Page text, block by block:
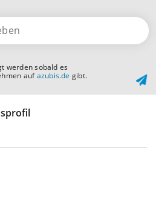
werden sobald es
aufazubis.de gibt.